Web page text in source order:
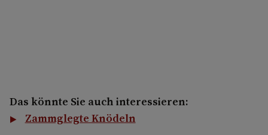
Das könnte Sie auch interessieren:
Zammglegte Knödeln